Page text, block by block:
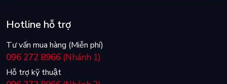
Hotline hỗ trợ
Tư vấn mua hàng (Miễn phí)
096 272 8966 (Nhánh 1)
Hỗ trợ kỹ thuật